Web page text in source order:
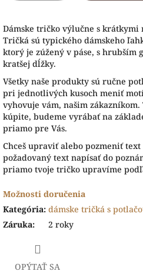
Dámske tričko výlučne s krátkymi
Tričká sú typického dámskeho
ktorý je zúžený v páse, s hrubším
kratšej dĺžky.
Všetky naše produkty sú ručne
pri jednotlivých kusoch meniť
vyhovuje vám, našim
kúpite, budeme vyrábať na
priamo pre Vás.
Chceš upraviť alebo pozmeniť
požadovaný text napísať do
priamo tvoje tričko upravíme
Možnosti doručenia
Kategória: dámske tričká s
Záruka: 2 roky
OPÝTAŤ SA